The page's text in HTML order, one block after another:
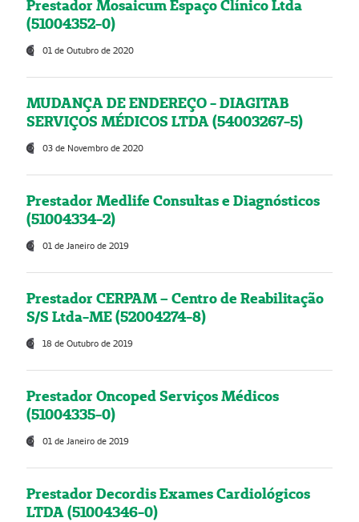
Prestador Mosaicum Espaço Clínico Ltda
(51004352-0)
01 de Outubro de 2020
MUDANÇA DE ENDEREÇO - DIAGITAB
SERVIÇOS MÉDICOS LTDA (54003267-5)
03 de Novembro de 2020
Prestador Medlife Consultas e Diagnósticos
(51004334-2)
01 de Janeiro de 2019
Prestador CERPAM – Centro de Reabilitação
S/S Ltda-ME (52004274-8)
18 de Outubro de 2019
Prestador Oncoped Serviços Médicos
(51004335-0)
01 de Janeiro de 2019
Prestador Decordis Exames Cardiológicos
LTDA (51004346-0)